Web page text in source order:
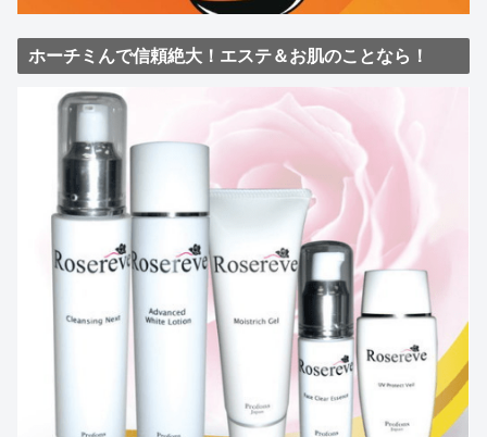
ホーチミんで信頼絶大！エステ＆お肌のことなら！